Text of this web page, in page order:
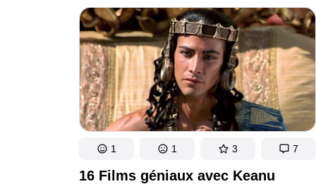
16 Films géniaux avec Keanu
1 1 3 7